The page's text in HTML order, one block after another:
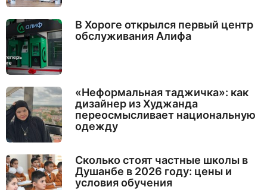
В Хороге открылся первый центр
обслуживания Алифа
«Неформальная таджичка»: как
дизайнер из Худжанда
переосмысливает национальную
одежду
Сколько стоят частные школы в
Душанбе в 2026 году: цены и
условия обучения